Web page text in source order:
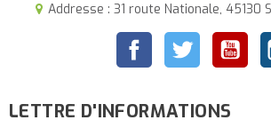
Addresse : 31 route Nationale, 45130
FacebookTwitter
LETTRE D'INFORMATIONS